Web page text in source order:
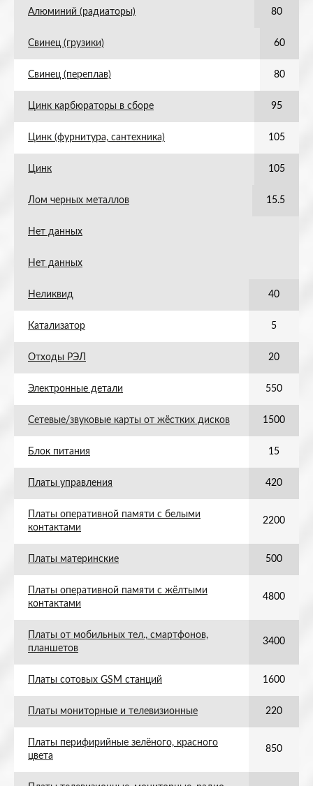
Алюминий (радиаторы) 80
Свинец (грузики) 60
Свинец (переплав) 80
Цинк карбюраторы в сборе 95
Цинк (фурнитура, сантехника) 105
Цинк 105
Лом черных металлов 15.5
Нет данных
Нет данных
Неликвид 40
Катализатор 5
Отходы РЭЛ 20
Электронные детали 550
Сетевые/звуковые карты от жёстких дисков 1500
Блок питания 15
Платы управления 420
Платы оперативной памяти с белыми
контактами
2200
Платы материнские 500
Платы оперативной памяти с жёлтыми
контактами
4800
Платы от мобильных тел., смартфонов,
планшетов
3400
Платы сотовых GSM станций 1600
Платы мониторные и телевизионные 220
Платы перифирийные зелёного, красного
цвета
850